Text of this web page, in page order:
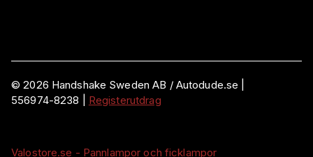
©2026 Handshake Sweden AB / Autodude.se |
556974-8238
Registerutdrag
Valostore.se - Pannlampor och ficklampor